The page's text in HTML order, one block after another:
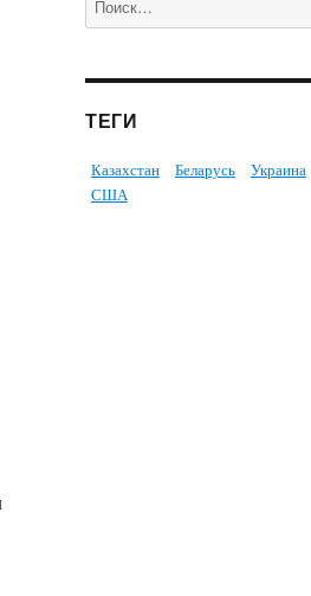
ТЕГИ
Казахстан Беларусь Украина
США